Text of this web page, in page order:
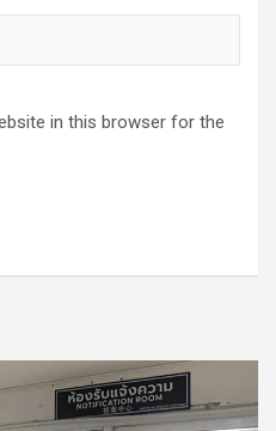
in this browser for the